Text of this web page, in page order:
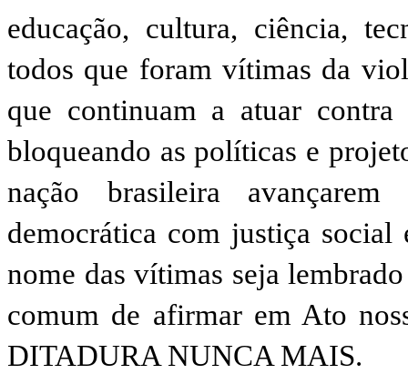
educação, cultura, ciência,
todos que foram vítimas da
que continuam a atuar contra
bloqueando as políticas e
nação brasileira
democrática com justiça
nome das vítimas seja
comum de afirmar em Ato
DITADURA NUNCA MAIS.